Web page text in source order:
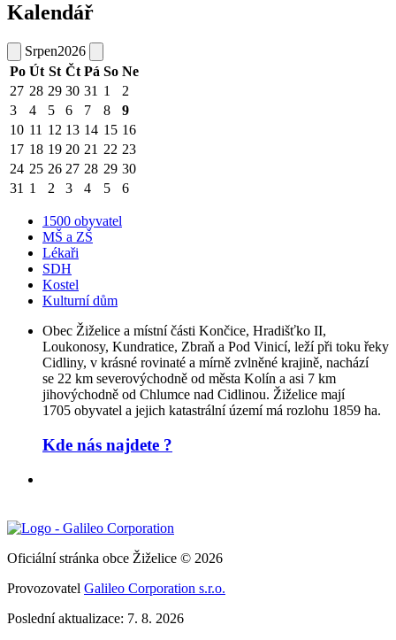
Kalendář
Srpen2026
Po Út St Čt Pá So Ne
27 28 29 30 31 1
2
3
4 5 6 7 8
9
10 11 12 13 14 15 16
17 18 19 20 21 22 23
24 25 26 27 28 29 30
31 1 2 3 4 5 6
1500 obyvatel
MŠ a ZŠ
Lékaři
SDH
Kostel
Kulturní dům
Obec Žiželice a místní části Končice, Hradišťko II,
Loukonosy, Kundratice, Zbraň a Pod Vinicí, leží při toku řeky
Cidliny, v krásné rovinaté a mírně zvlněné krajině, nachází
se 22 km severovýchodně od města Kolín a asi 7 km
jihovýchodně od Chlumce nad Cidlinou. Žiželice mají
1705 obyvatel a jejich katastrální území má rozlohu 1859 ha.
Kde nás najdete ?
Oficiální stránka obce Žiželice © 2026
Provozovatel Galileo Corporation s.r.o.
Poslední aktualizace: 7. 8. 2026